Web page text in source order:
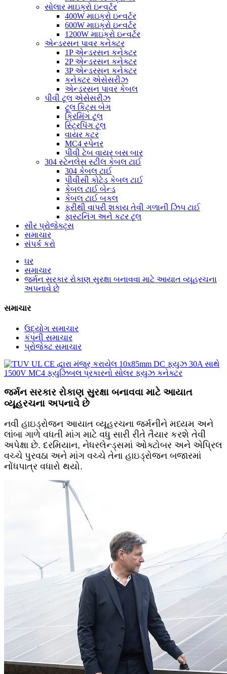
સોલાર માઇક્રો ઇન્વર્ટર
400W માઇક્રો ઇન્વર્ટર
600W માઇક્રો ઇન્વર્ટર
1200W માઇક્રો ઇન્વર્ટર
એન્ડરસન પાવર કનેક્ટર
1P એન્ડરસન કનેક્ટર
2P એન્ડરસન કનેક્ટર
3P એન્ડરસન કનેક્ટર
કનેક્ટર એસેસરીઝ
એન્ડરસન પાવર કેબલ
પીવી ટૂલ એસેસરીઝ
ટૂલ કિટ્સ બેગ
ક્રિમિંગ ટૂલ
સ્ટ્રિપિંગ ટૂલ
વાયર કટર
MC4 સ્પેનર
પીવી ટેબ વાયર બસ બાર
304 સ્ટેનલેસ સ્ટીલ કેબલ ટાઈ
304 કેબલ ટાઈ
પીવીસી કોટેડ કેબલ ટાઈ
કેબલ ટાઈ બેન્ડ
કેબલ ટાઈ બકલ
ફરીથી વાપરી શકાય તેવી ગળાની ઝિપ ટાઈ
ફાસ્ટનિંગ અને કટર ટૂલ
સૌર પ્રોજેક્ટ્સ
સમાચાર
સંપર્ક કરો
ઘર
સમાચાર
જર્મન સરકાર રોકાણ સુરક્ષા બનાવવા માટે આયાત વ્યૂહરચના
અપનાવે છે
સમાચાર
ઉદ્યોગ સમાચાર
કંપની સમાચાર
પ્રોજેક્ટ સમાચાર
જર્મન સરકાર રોકાણ સુરક્ષા બનાવવા માટે આયાત
વ્યૂહરચના અપનાવે છે
નવી હાઇડ્રોજન આયાત વ્યૂહરચના જર્મનીને મધ્યમ અને
લાંબા ગાળે વધતી માંગ માટે વધુ સારી રીતે તૈયાર કરશે તેવી
અપેક્ષા છે. દરમિયાન, નેધરલેન્ડ્સમાં ઓક્ટોબર અને એપ્રિલ
વચ્ચે પુરવઠા અને માંગ વચ્ચે તેના હાઇડ્રોજન બજારમાં
નોંધપાત્ર વધારો થયો.